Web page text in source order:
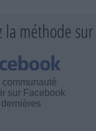
la méthode sur
sur Facebook